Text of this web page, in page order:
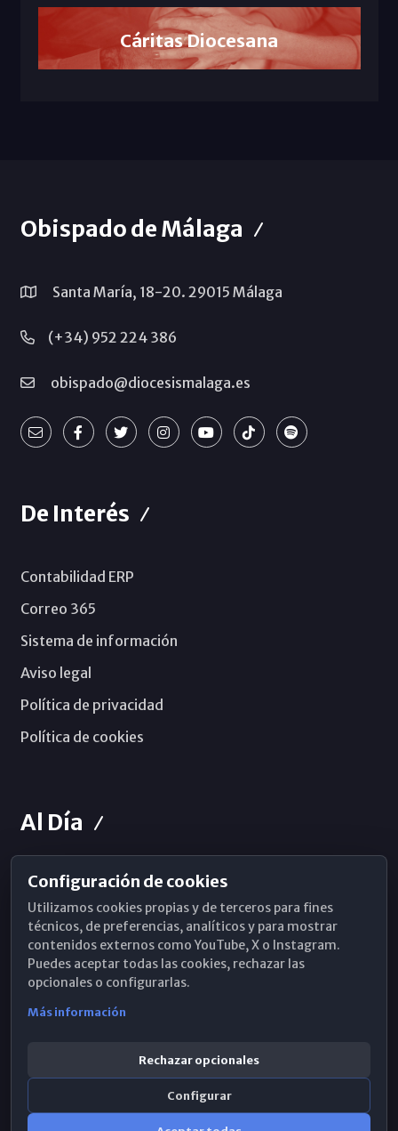
Cáritas Diocesana
Obispado de Málaga
Santa María, 18-20. 29015 Málaga
(+34) 952 224 386
obispado@diocesismalaga.es
De Interés
Contabilidad ERP
Correo 365
Sistema de información
Aviso legal
Política de privacidad
Política de cookies
Al Día
Horarios de Misa
Hemeroteca
WhatsApp
Configuración de cookies
Utilizamos cookies propias y de terceros para fines
técnicos, de preferencias, analíticos y para mostrar
contenidos externos como YouTube, X o Instagram.
Puedes aceptar todas las cookies, rechazar las
opcionales o configurarlas.
Más información
Rechazar opcionales
Configurar